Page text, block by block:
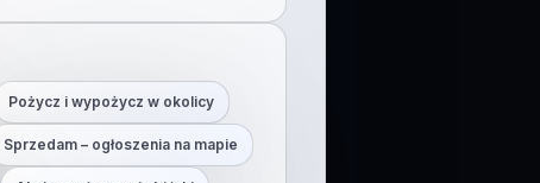
Pożycz i wypożycz w okolicy
Sprzedam – ogłoszenia na mapie